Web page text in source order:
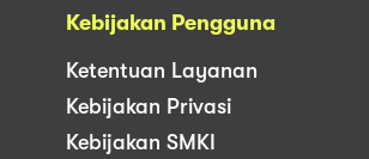
Kebijakan Pengguna
Ketentuan Layanan
Kebijakan Privasi
Kebijakan SMKI